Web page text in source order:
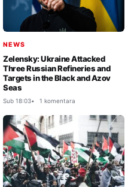
NEWS
Zelensky: Ukraine Attacked
Three Russian Refineries and
Targets in the Black and Azov
Seas
Sub 18:03 1 komentara